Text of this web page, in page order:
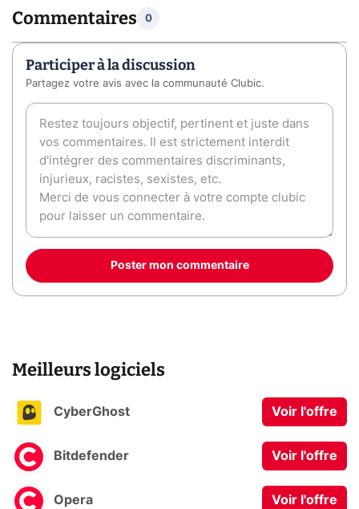
Commentaires 0
Participer à la discussion
Partagez votre avis avec la communauté Clubic.
Poster mon commentaire
Meilleurs logiciels
CyberGhost Voir l'offre
Bitdefender Voir l'offre
Opera Voir l'offre